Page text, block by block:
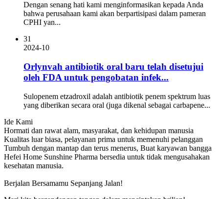
Dengan senang hati kami menginformasikan kepada Anda
bahwa perusahaan kami akan berpartisipasi dalam pameran
CPHI yan...
31
2024-10
Orlynvah antibiotik oral baru telah disetujui
oleh FDA untuk pengobatan infek...
Sulopenem etzadroxil adalah antibiotik penem spektrum luas
yang diberikan secara oral (juga dikenal sebagai carbapene...
Ide Kami
Hormati dan rawat alam, masyarakat, dan kehidupan manusia
Kualitas luar biasa, pelayanan prima untuk memenuhi pelanggan
Tumbuh dengan mantap dan terus menerus, Buat karyawan bangga
Hefei Home Sunshine Pharma bersedia untuk tidak mengusahakan
kesehatan manusia.
Berjalan Bersamamu Sepanjang Jalan!